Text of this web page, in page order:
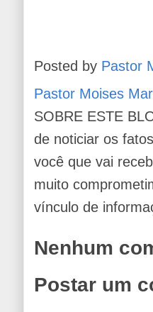
Posted by Pastor
Pastor Moises
SOBRE ESTE
de noticiar os
você que vai
muito
vínculo de
Nenhum
Postar um